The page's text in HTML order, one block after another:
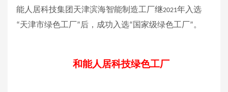
能人居科技集团天津滨海智能制造工厂继2021年入选
“天津市绿色工厂”后，成功入选“国家级绿色工厂”。
和能人居科技绿色工厂